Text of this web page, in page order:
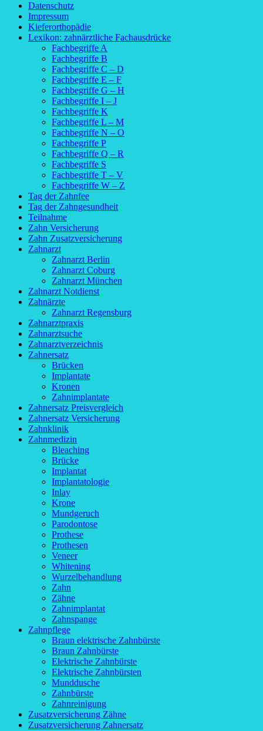
Datenschutz
Impressum
Kieferorthopädie
Lexikon: zahnärztliche Fachausdrücke
Fachbegriffe A
Fachbegriffe B
Fachbegriffe C – D
Fachbegriffe E – F
Fachbegriffe G – H
Fachbegriffe I – J
Fachbegriffe K
Fachbegriffe L – M
Fachbegriffe N – O
Fachbegriffe P
Fachbegriffe Q – R
Fachbegriffe S
Fachbegriffe T – V
Fachbegriffe W – Z
Tag der Zahnfee
Tag der Zahngesundheit
Teilnahme
Zahn Versicherung
Zahn Zusatzversicherung
Zahnarzt
Zahnarzt Berlin
Zahnarzt Coburg
Zahnarzt München
Zahnarzt Notdienst
Zahnärzte
Zahnarzt Regensburg
Zahnarztpraxis
Zahnarztsuche
Zahnarztverzeichnis
Zahnersatz
Brücken
Implantate
Kronen
Zahnimplantate
Zahnersatz Preisvergleich
Zahnersatz Versicherung
Zahnklinik
Zahnmedizin
Bleaching
Brücke
Implantat
Implantatologie
Inlay
Krone
Mundgeruch
Parodontose
Prothese
Prothesen
Veneer
Whitening
Wurzelbehandlung
Zahn
Zähne
Zahnimplantat
Zahnspange
Zahnpflege
Braun elektrische Zahnbürste
Braun Zahnbürste
Elektrische Zahnbürste
Elektrische Zahnbürsten
Munddusche
Zahnbürste
Zahnreinigung
Zusatzversicherung Zähne
Zusatzversicherung Zahnersatz